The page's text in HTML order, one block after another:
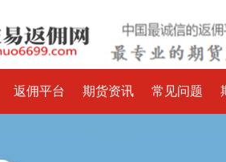
返佣平台 期货资讯 常见问题